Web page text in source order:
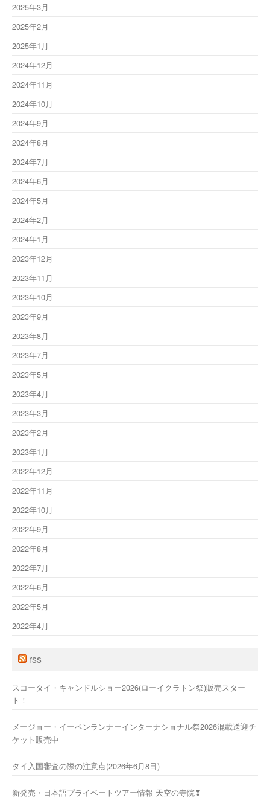
2025年3月
2025年2月
2025年1月
2024年12月
2024年11月
2024年10月
2024年9月
2024年8月
2024年7月
2024年6月
2024年5月
2024年2月
2024年1月
2023年12月
2023年11月
2023年10月
2023年9月
2023年8月
2023年7月
2023年5月
2023年4月
2023年3月
2023年2月
2023年1月
2022年12月
2022年11月
2022年10月
2022年9月
2022年8月
2022年7月
2022年6月
2022年5月
2022年4月
rss
スコータイ・キャンドルショー2026(ローイクラトン祭)販売スター
ト！
メージョー・イーペンランナーインターナショナル祭2026混載送迎チ
ケット販売中
タイ入国審査の際の注意点(2026年6月8日)
新発売・日本語プライベートツアー情報 天空の寺院❣